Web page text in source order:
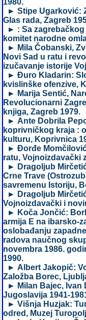
1980.
► Stipe Ugarković:
Glas rada, Zagreb
► : Sa
komitet narodne
► Mila Čobanski,
Novi Sad u ratu i
izučavanje istorije
► Đuro Kladarin:
kvislinške ofenzive,
► Marija Sentić,
Revolucionarni
knjiga, Zagreb 1979.
► Ante Dobrila
koprivničkog kraja :
kulturu, Koprivnica
► Đorđe
ratu, Vojnoizdavački
► Dragoljub
Crne Trave
savremenu Istoriju,
► Dragoljub
Vojnoizdavački i
► Koča Jončić:
armija E na ibarsko-
oslobađanju
radova naučnog
novembra 1986.
1990.
► Albert Jakopič:
Založba Borec,
► Milan Bajec, Ivan
Jugoslavija 1941-
► Višnja Huzjak:
odred, Muzej